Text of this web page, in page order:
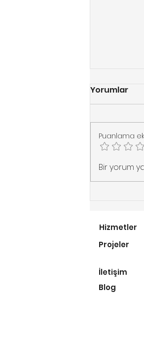
Alırken
Yorumlar
Puanlama
Bir yorum
Hizmetler
Projeler
İletişim
Blog